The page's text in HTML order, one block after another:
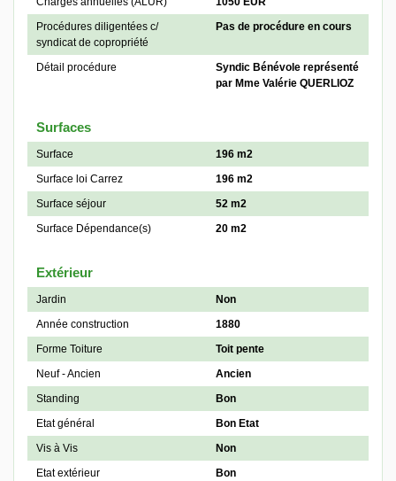
Procédures diligentées c/
syndicat de copropriété
Pas de procédure en cours
Détail procédure
Syndic Bénévole représenté
par Mme Valérie QUERLIOZ
Surfaces
Surface
196 m2
Surface loi Carrez
196 m2
Surface séjour
52 m2
Surface Dépendance(s)
20 m2
Extérieur
Jardin
Non
Année construction
1880
Forme Toiture
Toit pente
Neuf - Ancien
Ancien
Standing
Bon
Etat général
Bon Etat
Vis à Vis
Non
Etat extérieur
Bon